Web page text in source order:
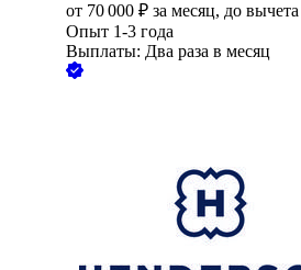
от 70 000 ₽ за месяц, до
Опыт 1-3 года
Выплаты: Два раза в месяц